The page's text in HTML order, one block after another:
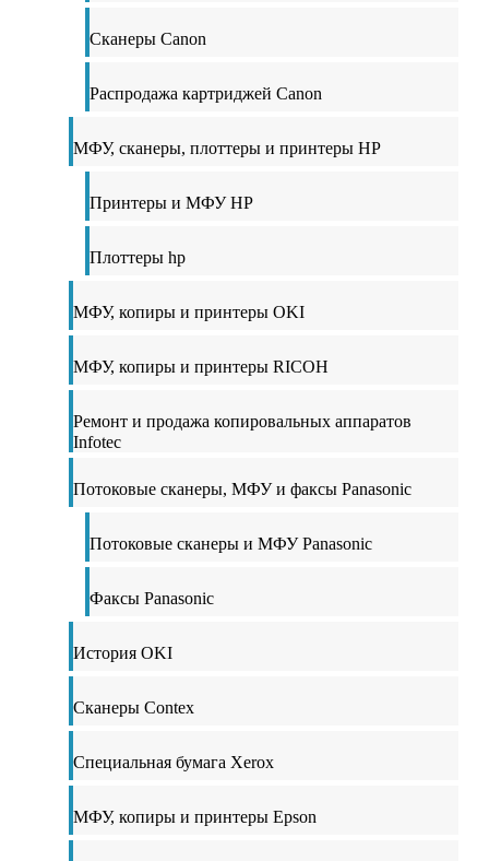
Сканеры Canon
Распродажа картриджей Canon
МФУ, сканеры, плоттеры и принтеры HP
Принтеры и МФУ HP
Плоттеры hp
МФУ, копиры и принтеры OKI
МФУ, копиры и принтеры RICOH
Ремонт и продажа копировальных аппаратов
Infotec
Потоковые сканеры, МФУ и факсы Panasonic
Потоковые сканеры и МФУ Panasonic
Факсы Panasonic
История OKI
Сканеры Contex
Специальная бумага Xerox
МФУ, копиры и принтеры Epson